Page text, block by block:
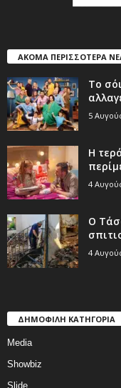
ΑΚΟΜΑ ΠΕΡΙΣΣΟΤΕΡΑ
Το
5
Η
4
Ο
4
ΔΗΜΟΦΙΛΗ ΚΑΤΗΓΟΡΙΑ
Media
Showbiz
Slide